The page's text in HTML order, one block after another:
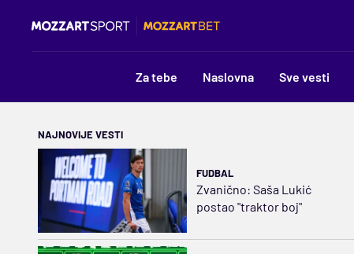
Za tebe Naslovna Sve vesti
NAJNOVIJE VESTI
FUDBAL
Zvanično: Saša Lukić
postao "traktor boj"